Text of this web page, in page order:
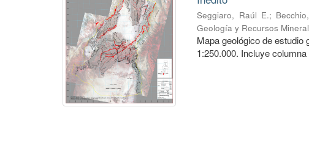
Seggiaro, Raúl E.;
Geología y Recursos
Mapa geológico de estudio
1:250.000. Incluye